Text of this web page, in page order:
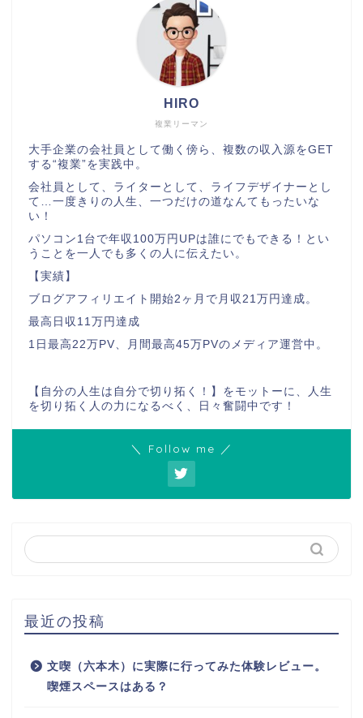
複業リーマン
HIRO
大手企業の会社員として働く傍ら、複数の収入源をGET
する“複業”を実践中。
会社員として、ライターとして、ライフデザイナーとし
て…一度きりの人生、一つだけの道なんてもったいな
い！
パソコン1台で年収100万円UPは誰にでもできる！とい
うことを一人でも多くの人に伝えたい。
【実績】
ブログアフィリエイト開始2ヶ月で月収21万円達成。
最高日収11万円達成
1日最高22万PV、月間最高45万PVのメディア運営中。
【自分の人生は自分で切り拓く！】をモットーに、人生
を切り拓く人の力になるべく、日々奮闘中です！
＼ Follow me ／
最近の投稿
文喫（六本木）に実際に行ってみた体験レビュー。
喫煙スペースはある？